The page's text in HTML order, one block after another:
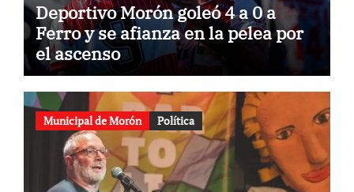
Deportivo Morón goleó 4 a 0 a
Ferro y se afianza en la pelea por
el ascenso
Municipal de Morón Política